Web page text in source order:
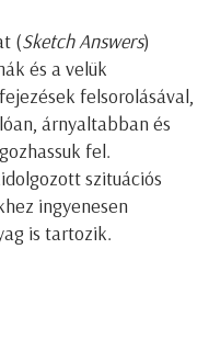
(Sketch Answers)
és a velük
felsorolásával,
árnyaltabban és
fel.
szituációs
ingyenesen
is tartozik.